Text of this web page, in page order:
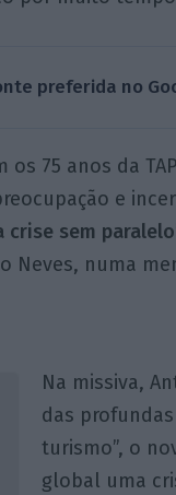
preferida no
os 75 anos da
e
crise sem
Neves, numa
Na missiva,
das
turismo”, o
global uma